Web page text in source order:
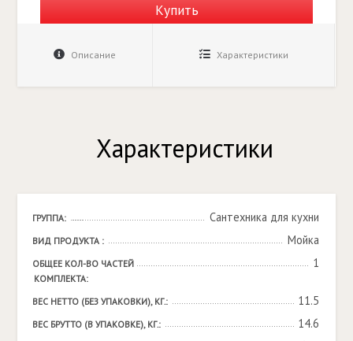
Купить
Описание Характеристики
Характеристики
ГРУППА: Сантехника для кухни
ВИД ПРОДУКТА : Мойка
ОБЩЕЕ КОЛ-ВО ЧАСТЕЙ
КОМПЛЕКТА:
1
ВЕС НЕТТО (БЕЗ УПАКОВКИ), КГ.: 11.5
ВЕС БРУТТО (В УПАКОВКЕ), КГ.: 14.6